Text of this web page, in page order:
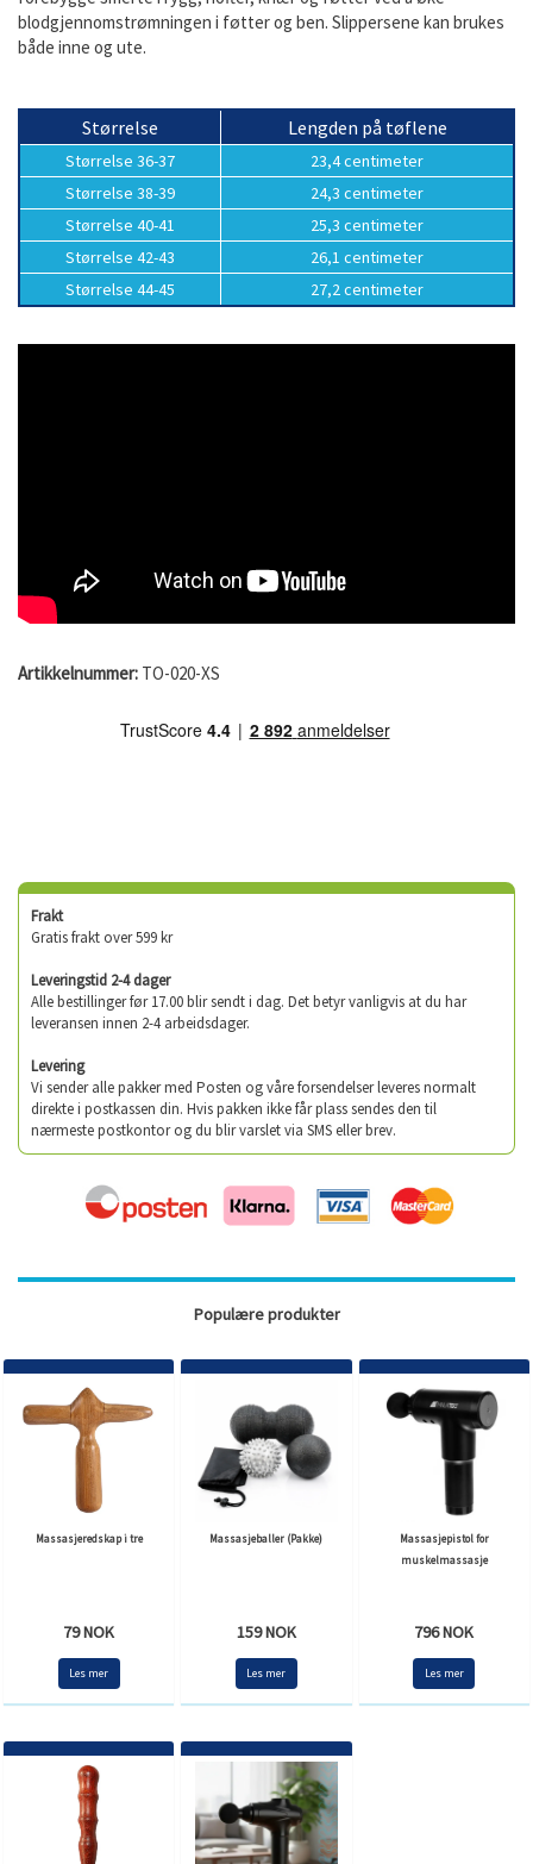
blodgjennomstrømningen i føtter og ben. Slippersene kan brukes
både inne og ute.
Størrelse Lengden på tøflene
Størrelse 36-37
23,4 centimeter
Størrelse 38-39
24,3 centimeter
Størrelse 40-41
25,3 centimeter
Størrelse 42-43
26,1 centimeter
Størrelse 44-45
27,2 centimeter
Artikkelnummer: TO-020-XS
Frakt
Gratis frakt over 599 kr
Leveringstid 2-4 dager
Alle bestillinger før 17.00 blir sendt i dag. Det betyr vanligvis at du har
leveransen innen 2-4 arbeidsdager.
Levering
Vi sender alle pakker med Posten og våre forsendelser leveres normalt
direkte i postkassen din. Hvis pakken ikke får plass sendes den til
nærmeste postkontor og du blir varslet via SMS eller brev.
Populære produkter
Massasjeredskap i tre
79 NOK
Les mer
Massasjeballer (Pakke)
159 NOK
Les mer
Massasjepistol for
muskelmassasje
796 NOK
Les mer